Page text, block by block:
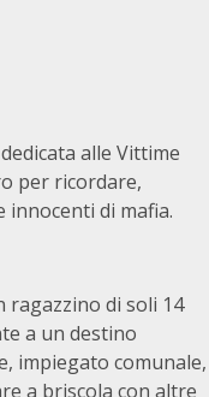
alle Vittime
per ricordare,
innocenti di mafia.
ragazzino di soli 14
a un destino
impiegato comunale,
a briscola con altre